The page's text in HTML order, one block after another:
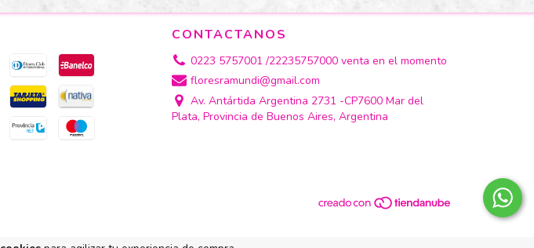
CONTACTANOS
0223 5757001 /22235757000 venta en el momento
floresramundi@gmail.com
Av. Antártida Argentina 2731 -CP7600 Mar del
Plata, Provincia de Buenos Aires, Argentina